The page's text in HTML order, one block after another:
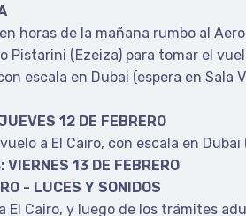
horas de la mañana rumbo al
Pistarini (Ezeiza) para tomar el
escala en Dubai (espera en Sala
12 DE FEBRERO
a El Cairo, con escala en Dubai
VIERNES 13 DE FEBRERO
- LUCES Y SONIDOS
El Cairo, y luego de los trámites